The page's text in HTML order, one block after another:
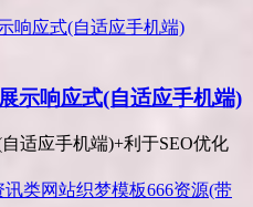
示响应式(自适应手机端)
适应手机端)+利于SEO优化